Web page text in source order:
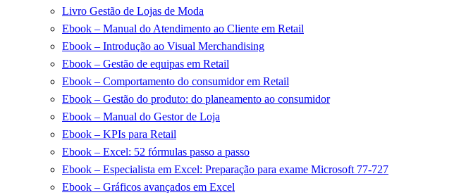
Livro Gestão de Lojas de Moda
Ebook – Manual do Atendimento ao Cliente em Retail
Ebook – Introdução ao Visual Merchandising
Ebook – Gestão de equipas em Retail
Ebook – Comportamento do consumidor em Retail
Ebook – Gestão do produto: do planeamento ao consumidor
Ebook – Manual do Gestor de Loja
Ebook – KPIs para Retail
Ebook – Excel: 52 fórmulas passo a passo
Ebook – Especialista em Excel: Preparação para exame Microsoft 77-727
Ebook – Gráficos avançados em Excel